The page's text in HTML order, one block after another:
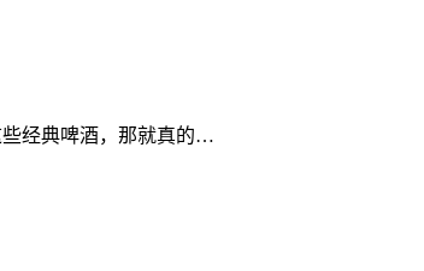
些经典啤酒，那就真的…